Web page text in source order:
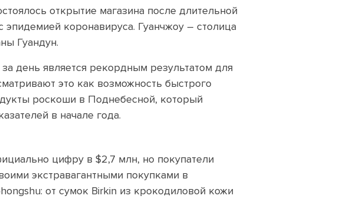
открытие магазина после длительной
эпидемией коронавируса. Гуанчжоу – столица
Гуандун.
день является рекордным результатом для
это как возможность быстрого
роскоши в Поднебесной, который
в начале года.
цифру в $2,7 млн, но покупатели
экстравагантными покупками в
от сумок Birkin из крокодиловой кожи